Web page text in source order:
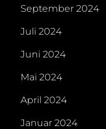
September 2024
Juli 2024
Juni 2024
Mai 2024
April 2024
Januar 2024